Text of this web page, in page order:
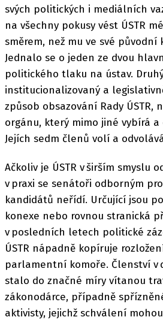
svých politických i mediálních
na všechny pokusy vést ÚSTR
směrem, než mu ve své původní
Jednalo se o jeden ze dvou
politického tlaku na ústav.
institucionalizovaný a
způsob obsazování Rady ÚSTR,
orgánu, který mimo jiné vybírá
Jejích sedm členů volí a
Ačkoliv je ÚSTR v širším smyslu
v praxi se senátoři odborným
kandidátů neřídí. Určující jsou
konexe nebo rovnou stranická
v posledních letech politické
ÚSTR nápadně kopíruje
parlamentní komoře. Členství v
stalo do značné míry vítanou
zákonodárce, případně
aktivisty, jejichž schválení